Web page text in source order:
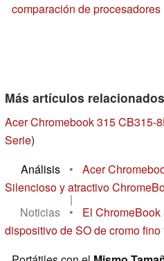
comparación de
Más artículos
Acer Chromebook 315 CB315-
Serie)
Análisis
•
Acer
Silencioso y atractivo
|
Noticias
•
El
dispositivo de SO de cromo fino